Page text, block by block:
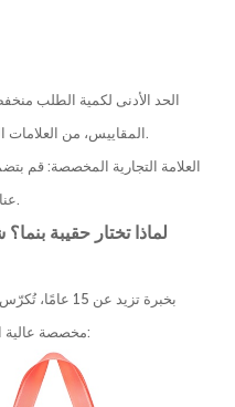
العلامة التجارية المخصصة: قم
لماذا تختار حقيبة
بخبرة تزيد عن
مخصصة عالية الجودة وصديقة للبيئة. ومن أبرز نقاط قوتنا: